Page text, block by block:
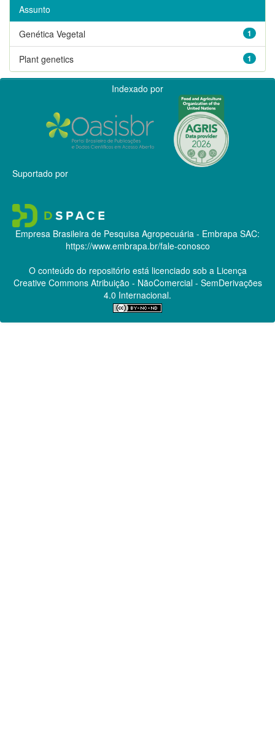
Assunto
1
Genética Vegetal
1
Plant genetics
Indexado por
Suportado por
Empresa Brasileira de Pesquisa Agropecuária - Embrapa SAC:
https://www.embrapa.br/fale-conosco
O conteúdo do repositório está licenciado sob a Licença
Creative CommonsAtribuição - NãoComercial - SemDerivações
4.0 Internacional.